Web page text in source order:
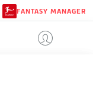
FANTASY MANAGER